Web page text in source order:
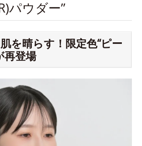
パウダー”
を晴らす！限定色“ピー
再登場